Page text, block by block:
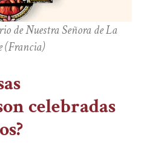
de Nuestra Señora de La
(Francia)
celebradas